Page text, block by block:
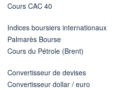
Cours CAC 40
Indices boursiers internationaux
Palmarès Bourse
Cours du Pétrole (Brent)
Convertisseur de devises
Convertisseur dollar / euro